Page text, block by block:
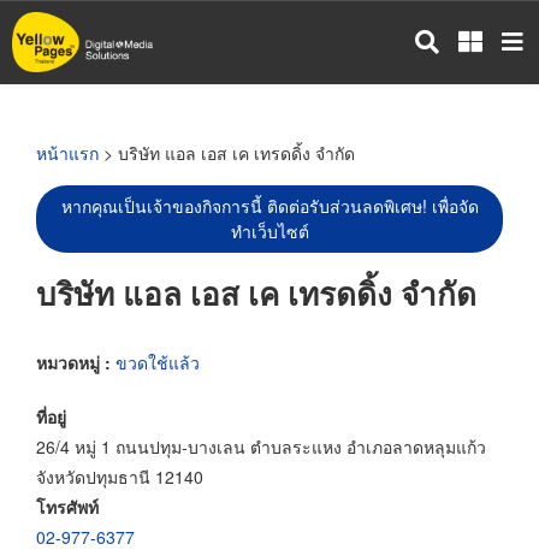
ข้าม
ไป
หน้าแรก > บริษัท แอล เอส เค เทรดดิ้ง จำกัด
หากคุณเป็นเจ้าของกิจการนี้ ติดต่อรับส่วนลดพิเศษ! เพื่อจัด
ทำเว็บไซต์
บริษัท แอล เอส เค เทรดดิ้ง จำกัด
หมวดหมู่ : ขวดใช้แล้ว
ที่อยู่
26/4 หมู่ 1 ถนนปทุม-บางเลน ตำบลระแหง อำเภอลาดหลุมแก้ว
จังหวัดปทุมธานี 12140
โทรศัพท์
02-977-6377